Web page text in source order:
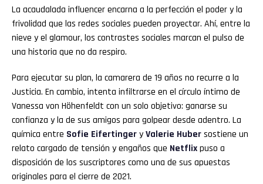
La acaudalada influencer encarna a la perfección el poder y la
frivolidad que las redes sociales pueden proyectar. Ahí, entre la
nieve y el glamour, los contrastes sociales marcan el pulso de
una historia que no da respiro.
Para ejecutar su plan, la camarera de 19 años no recurre a la
Justicia. En cambio, intenta infiltrarse en el círculo íntimo de
Vanessa von Höhenfeldt con un solo objetivo: ganarse su
confianza y la de sus amigos para golpear desde adentro. La
química entre Sofie EifertingeryValerie Hubersostiene un
relato cargado de tensión y engaños que Netflixpuso a
disposición de los suscriptores como una de sus apuestas
originales para el cierre de 2021.